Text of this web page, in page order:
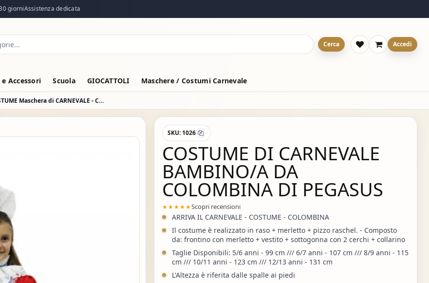
Assistenza dedicata
Cerca Accedi
Accessori Scuola GIOCATTOLI Maschere / Costumi Carnevale
VESTITO COSTUME Maschera di CARNEVALE - COLOMBINA
SKU: 1026
COSTUME DI CARNEVALE
BAMBINO/A DA
COLOMBINA DI PEGASUS
★★★★★Scopri recensioni
ARRIVA IL CARNEVALE - COSTUME - COLOMBINA
Il costume è realizzato in raso + merletto + pizzo raschel. - Composto
da: frontino con merletto + vestito + sottogonna con 2 cerchi + collarino
Taglie Disponibili: 5/6 anni - 99 cm /// 6/7 anni - 107 cm /// 8/9 anni - 115
cm /// 10/11 anni - 123 cm /// 12/13 anni - 131 cm
L'Altezza è riferita dalle spalle ai piedi